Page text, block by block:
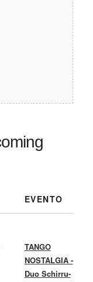
EVENTO
TANGO
NOSTALGIA -
Duo Schirru-